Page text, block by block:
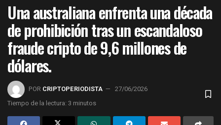
Una australiana enfrenta una década
de prohibición tras un escandaloso
fraude cripto de 9,6 millones de
dólares.
POR CRIPTOPERIODISTA
27/06/2026
Tiempo de la lectura: 3 minutos